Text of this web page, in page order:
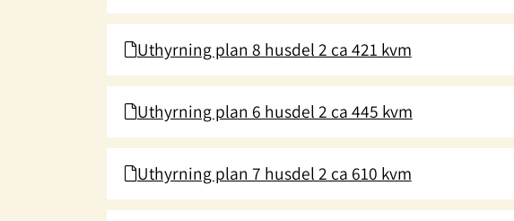
Uthyrning plan 8 husdel 2 ca 421 kvm
Uthyrning plan 6 husdel 2 ca 445 kvm
Uthyrning plan 7 husdel 2 ca 610 kvm